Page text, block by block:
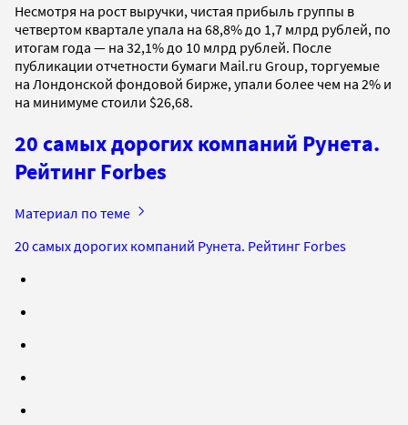
Несмотря на рост выручки, чистая прибыль группы в
четвертом квартале упала на 68,8% до 1,7 млрд рублей, по
итогам года — на 32,1% до 10 млрд рублей. После
публикации отчетности бумаги Mail.ru Group, торгуемые
на Лондонской фондовой бирже, упали более чем на 2% и
на минимуме стоили $26,68.
20 самых дорогих компаний Рунета.
Рейтинг Forbes
Материал по теме
20 самых дорогих компаний Рунета. Рейтинг Forbes